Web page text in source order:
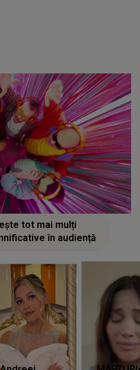
tot mai mulți
în audiență